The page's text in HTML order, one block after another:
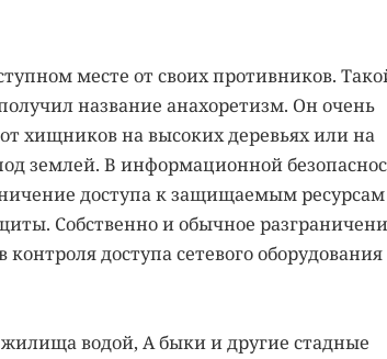
месте от своих противников.
название анахоретизм. Он очень
хищников на высоких деревьях или на
землей. В информационной
доступа к защищаемым ресурсам
Собственно и обычное
доступа сетевого оборудования
водой, А быки и другие стадные